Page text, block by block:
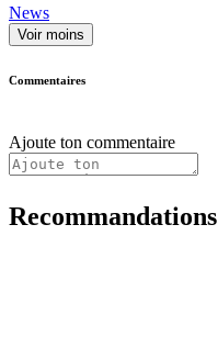
News
Voir moins
Commentaires
Ajoute ton commentaire
Recommandations